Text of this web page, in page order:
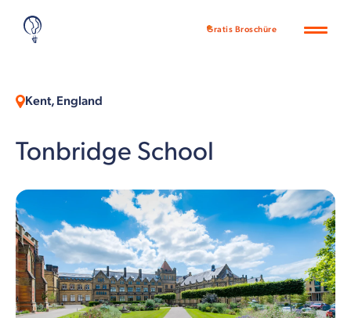
Gratis Broschüre
Kent, England
Tonbridge School